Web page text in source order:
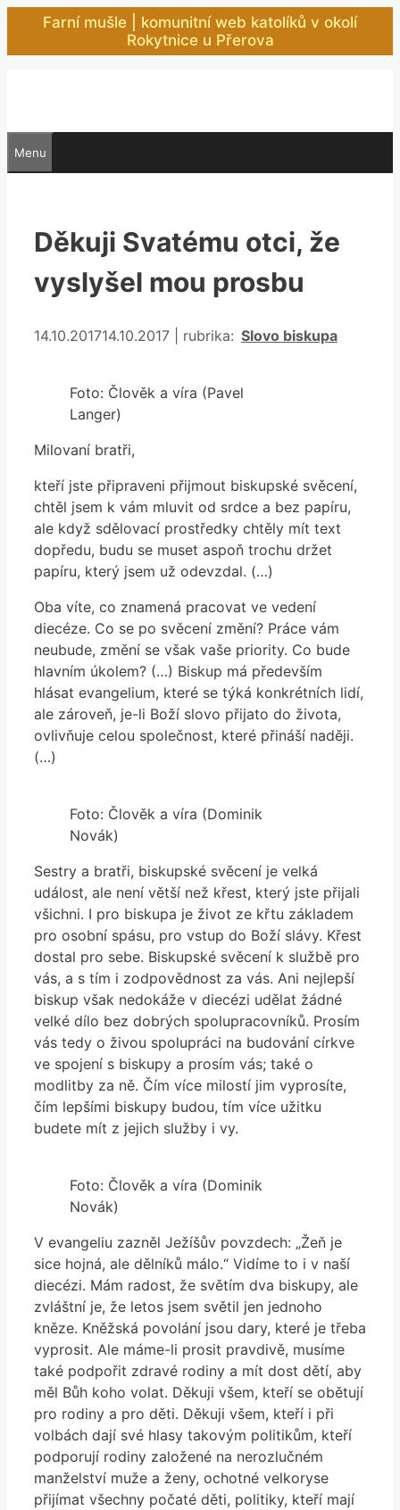
Přeskočit
obsah
Farní mušle | komunitní web katolíků v okolí
Rokytnice u Přerova
Menu
Děkuji Svatému otci, že
vyslyšel mou prosbu
14.10.201714.10.2017 rubrika: Rubriky
Slovo biskupa
Foto: Člověk a víra (Pavel
Langer)
Milovaní bratři,
kteří jste připraveni přijmout biskupské svěcení,
chtěl jsem k vám mluvit od srdce a bez papíru,
ale když sdělovací prostředky chtěly mít text
dopředu, budu se muset aspoň trochu držet
papíru, který jsem už odevzdal. (…)
Oba víte, co znamená pracovat ve vedení
diecéze. Co se po svěcení změní? Práce vám
neubude, změní se však vaše priority. Co bude
hlavním úkolem? (…) Biskup má především
hlásat evangelium, které se týká konkrétních lidí,
ale zároveň, je-li Boží slovo přijato do života,
ovlivňuje celou společnost, které přináší naději.
(…)
Foto: Člověk a víra (Dominik
Novák)
Sestry a bratři, biskupské svěcení je velká
událost, ale není větší než křest, který jste přijali
všichni. I pro biskupa je život ze křtu základem
pro osobní spásu, pro vstup do Boží slávy. Křest
dostal pro sebe. Biskupské svěcení k službě pro
vás, a s tím i zodpovědnost za vás. Ani nejlepší
biskup však nedokáže v diecézi udělat žádné
velké dílo bez dobrých spolupracovníků. Prosím
vás tedy o živou spolupráci na budování církve
ve spojení s biskupy a prosím vás; také o
modlitby za ně. Čím více milostí jim vyprosíte,
čím lepšími biskupy budou, tím více užitku
budete mít z jejich služby i vy.
Foto: Člověk a víra (Dominik
Novák)
V evangeliu zazněl Ježíšův povzdech: „Žeň je
sice hojná, ale dělníků málo.“ Vidíme to i v naší
diecézi. Mám radost, že světím dva biskupy, ale
zvláštní je, že letos jsem světil jen jednoho
kněze. Kněžská povolání jsou dary, které je třeba
vyprosit. Ale máme-li prosit pravdivě, musíme
také podpořit zdravé rodiny a mít dost dětí, aby
měl Bůh koho volat. Děkuji všem, kteří se obětují
pro rodiny a pro děti. Děkuji všem, kteří i při
volbách dají své hlasy takovým politikům, kteří
podporují rodiny založené na nerozlučném
manželství muže a ženy, ochotné velkoryse
přijímat všechny počaté děti, politiky, kteří mají